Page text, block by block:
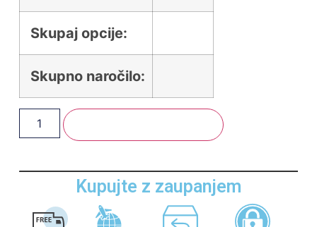
Skupaj opcije:
Skupno naročilo:
Kupujte z zaupanjem